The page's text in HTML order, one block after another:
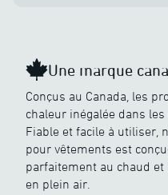
Une marque
Conçus au Canada, les
chaleur inégalée dans
Fiable et facile à utiliser,
pour vêtements est
parfaitement au chaud
en plein air.